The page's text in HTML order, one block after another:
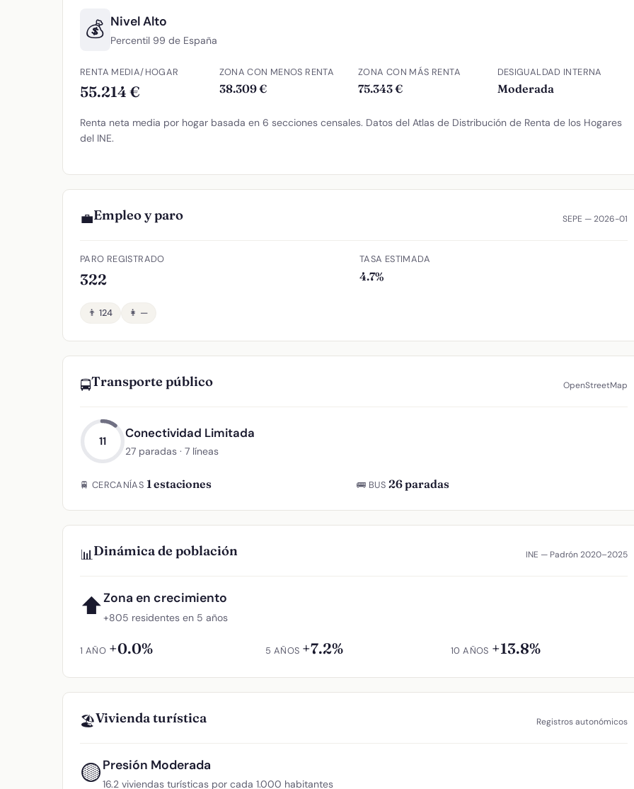
💰 Nivel Alto
Percentil 99 de España
RENTA MEDIA/HOGAR
55.214 €
ZONA CON MENOS RENTA
38.309 €
ZONA CON MÁS RENTA
75.343 €
DESIGUALDAD INTERNA
Moderada
Renta neta media por hogar basada en 6 secciones censales. Datos del Atlas de Distribución de Renta de los Hogares
del INE.
💼Empleo y paro SEPE — 2026-01
PARO REGISTRADO
322
TASA ESTIMADA
4.7%
👨 124 👩 —
🚍Transporte público OpenStreetMap
11
Conectividad Limitada
27 paradas · 7 líneas
🚆 CERCANÍAS 1 estaciones 🚌 BUS 26 paradas
📊Dinámica de población INE — Padrón 2020–2025
⬆Zona en crecimiento
+805 residentes en 5 años
1 AÑO +0.0% 5 AÑOS +7.2% 10 AÑOS +13.8%
🏖️Vivienda turística Registros autonómicos
🟡Presión Moderada
16.2 viviendas turísticas por cada 1.000 habitantes